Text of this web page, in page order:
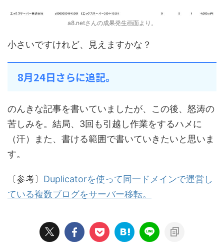
a8.netさんの成果発生画面より。
小さいですけれど、見えますかな？
8月24日さらに追記。
のんきな記事を書いていましたが、この後、怒涛の
苦しみを。結局、3回も引越し作業をするハメに
（汗）また、書ける範囲で書いていきたいと思いま
す。
〔参考〕 Duplicatorを使って同一ドメインで運営し
ている複数ブログをサーバー移転。